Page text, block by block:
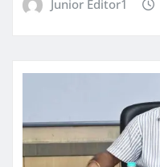
Junior Editor1